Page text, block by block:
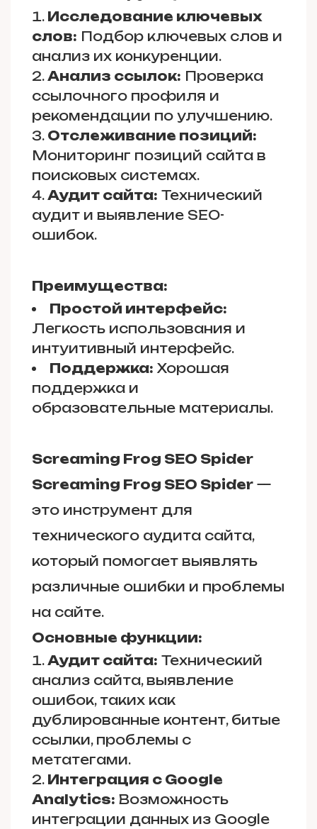
Исследование ключевых
слов: Подбор ключевых слов и
анализ их конкуренции.
Анализ ссылок: Проверка
ссылочного профиля и
рекомендации по улучшению.
Отслеживание позиций:
Мониторинг позиций сайта в
поисковых системах.
Аудит сайта: Технический
аудит и выявление SEO-
ошибок.
Преимущества:
Простой интерфейс:
Легкость использования и
интуитивный интерфейс.
Поддержка: Хорошая
поддержка и
образовательные материалы.
Screaming Frog SEO Spider
Screaming Frog SEO Spider —
это инструмент для
технического аудита сайта,
который помогает выявлять
различные ошибки и проблемы
на сайте.
Основные функции:
Аудит сайта: Технический
анализ сайта, выявление
ошибок, таких как
дублированные контент, битые
ссылки, проблемы с
метатегами.
Интеграция с Google
Analytics: Возможность
интеграции данных из Google